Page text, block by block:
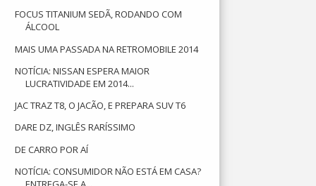
FOCUS TITANIUM SEDÃ, RODANDO COM
ÁLCOOL
MAIS UMA PASSADA NA RETROMOBILE 2014
NOTÍCIA: NISSAN ESPERA MAIOR
LUCRATIVIDADE EM 2014...
JAC TRAZ T8, O JACÃO, E PREPARA SUV T6
DARE DZ, INGLÊS RARÍSSIMO
DE CARRO POR AÍ
NOTÍCIA: CONSUMIDOR NÃO ESTÁ EM CASA?